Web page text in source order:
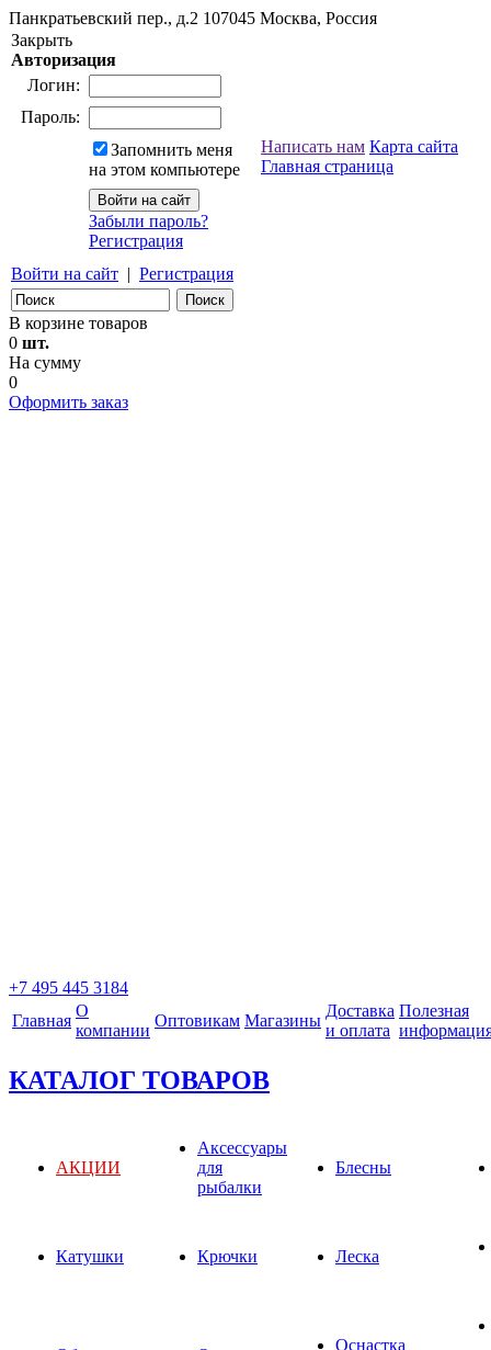
Панкратьевский пер., д.2 107045 Москва, Россия
Закрыть
Авторизация
Логин:
Пароль:
Запомнить меня
на этом компьютере
Забыли пароль?
Регистрация
Войти на сайт | Регистрация
Написать нам Карта сайта
Главная страница
В корзине товаров
0 шт.
На сумму
0
Оформить заказ
+7 495 445 3184
Главная
О
компании
Оптовикам Магазины
Доставка
и оплата
Полезная
КАТАЛОГ ТОВАРОВ
АКЦИИ
Аксессуары
для
рыбалки
Блесны
Катушки Крючки Леска
Оснастка